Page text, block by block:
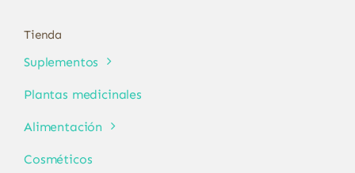
Tienda
Suplementos
Plantas medicinales
Alimentación
Cosméticos